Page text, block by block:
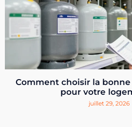
Comment choisir la
pour votre
juillet 29, 2026